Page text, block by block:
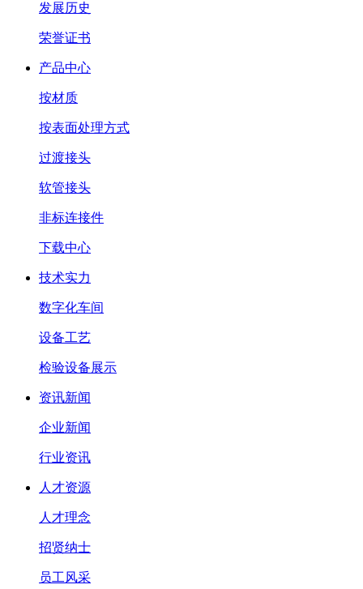
发展历史
荣誉证书
产品中心
按材质
按表面处理方式
过渡接头
软管接头
非标连接件
下载中心
技术实力
数字化车间
设备工艺
检验设备展示
资讯新闻
企业新闻
行业资讯
人才资源
人才理念
招贤纳士
员工风采